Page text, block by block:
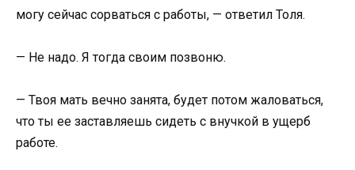
могу сейчас сорваться с работы, — ответил Толя.
— Не надо. Я тогда своим позвоню.
— Твоя мать вечно занята, будет потом жаловаться,
что ты ее заставляешь сидеть с внучкой в ущерб
работе.